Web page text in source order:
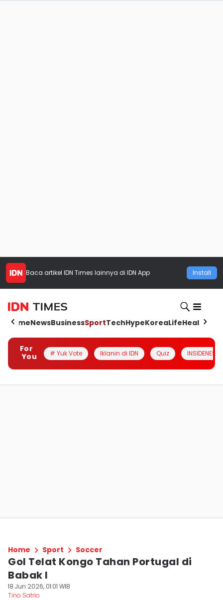
Baca artikel IDN Times lainnya di IDN App Install
HomeNewsBusinessSportTechHypeKoreaLifeHealth
For
You
# Yuk Vote Iklanin di IDN Quiz INSIDENESIA
Home Sport Soccer
Gol Telat Kongo Tahan Portugal di
Babak I
18 Jun 2026, 01:01 WIB
Tino Satrio